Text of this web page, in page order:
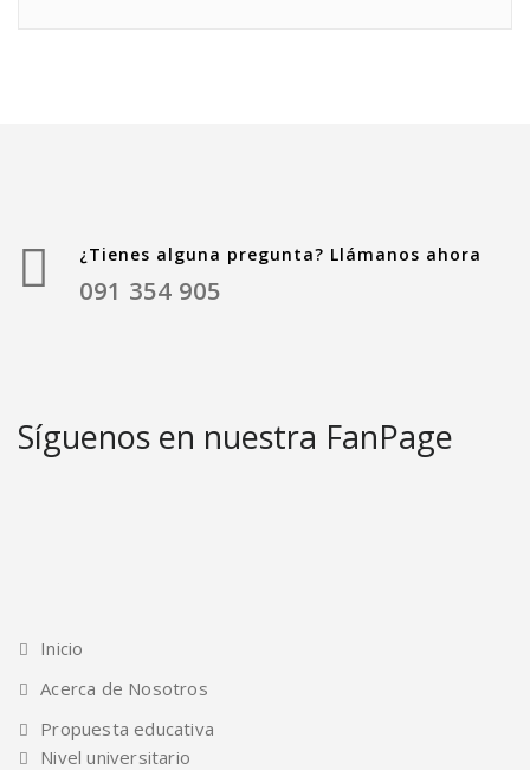
¿Tienes alguna pregunta? Llámanos ahora
091 354 905
Síguenos en nuestra FanPage
Inicio
Acerca de Nosotros
Propuesta educativa
Nivel universitario